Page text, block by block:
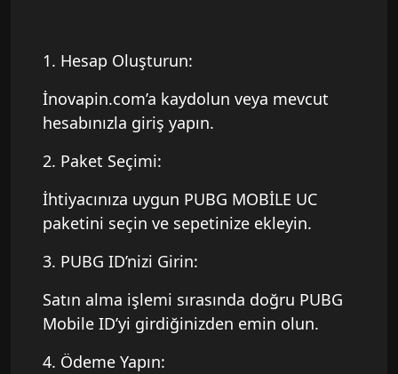
1. Hesap Oluşturun:
İnovapin.com’a kaydolun veya mevcut
hesabınızla giriş yapın.
2. Paket Seçimi:
İhtiyacınıza uygun PUBG MOBİLE UC
paketini seçin ve sepetinize ekleyin.
3. PUBG ID’nizi Girin:
Satın alma işlemi sırasında doğru PUBG
Mobile ID’yi girdiğinizden emin olun.
4. Ödeme Yapın: